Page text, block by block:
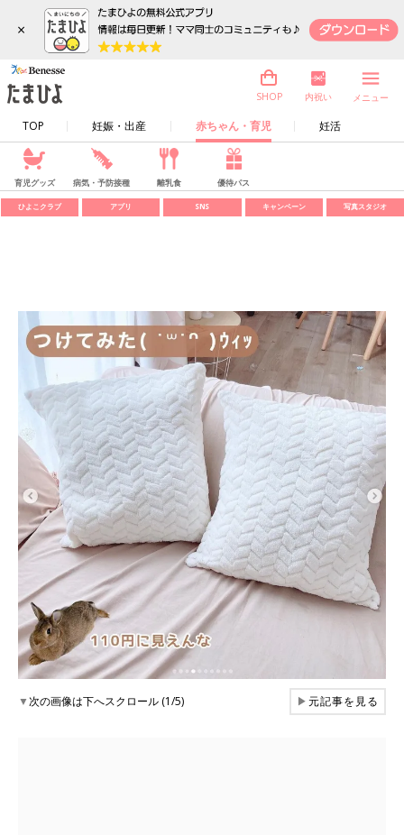
×
TOP 妊娠・出産 赤ちゃん・育児 妊活
SHOP 内祝い メニュー
育児グッズ 病気・予防接種 離乳食 優待パス
ひよこクラブ アプリ SNS キャンペーン 写真スタジオ
▼次の画像は下へスクロール (1/5) ▶元記事を見る